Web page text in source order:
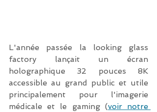
L'année passée la looking glass
factory lançait un écran
holographique 32 pouces 8K
accessible au grand public et utile
principalement pour l'imagerie
médicale et le gaming (voir notre